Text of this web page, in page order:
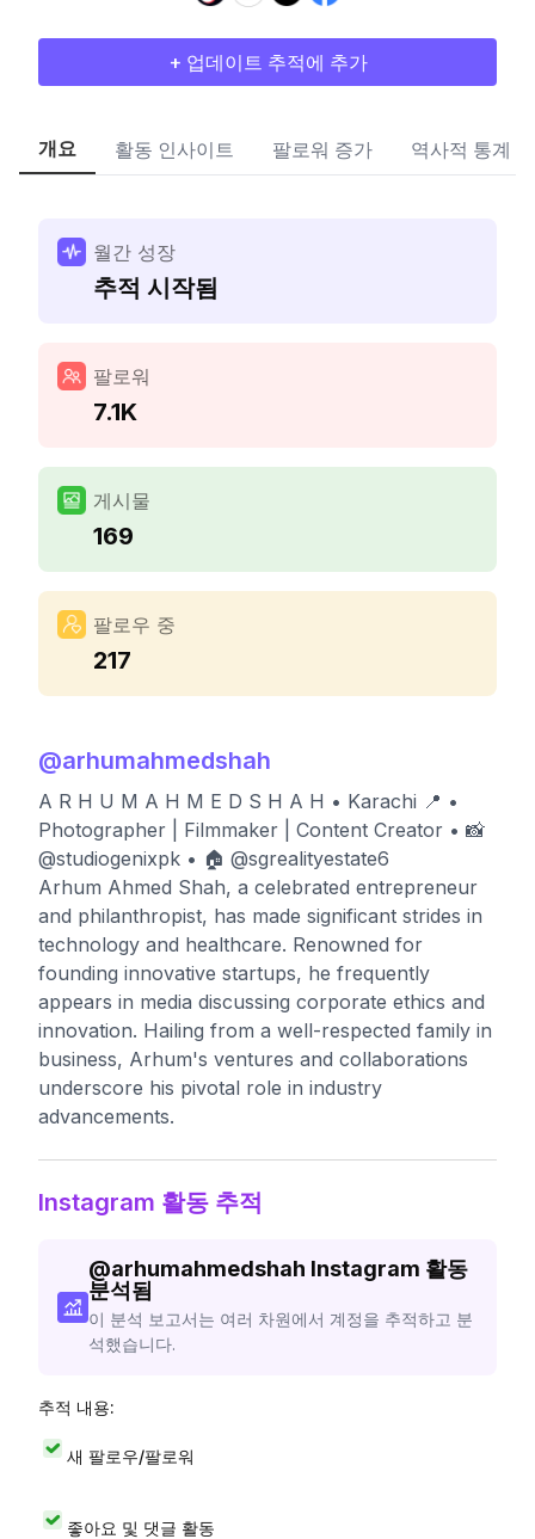
+ 업데이트 추적에 추가
개요 활동 인사이트 팔로워 증가 역사적 통계
월간 성장
추적 시작됨
팔로워
7.1K
게시물
169
팔로우 중
217
@arhumahmedshah
A R H U M A H M E D S H A H • Karachi 📍 •
Photographer | Filmmaker | Content Creator • 📸
@studiogenixpk • 🏠 @sgrealityestate6
Arhum Ahmed Shah, a celebrated entrepreneur
and philanthropist, has made significant strides in
technology and healthcare. Renowned for
founding innovative startups, he frequently
appears in media discussing corporate ethics and
innovation. Hailing from a well-respected family in
business, Arhum's ventures and collaborations
underscore his pivotal role in industry
advancements.
Instagram 활동 추적
@arhumahmedshah Instagram 활동
분석됨
이 분석 보고서는 여러 차원에서 계정을 추적하고 분
석했습니다.
추적 내용:
새 팔로우/팔로워
좋아요 및 댓글 활동